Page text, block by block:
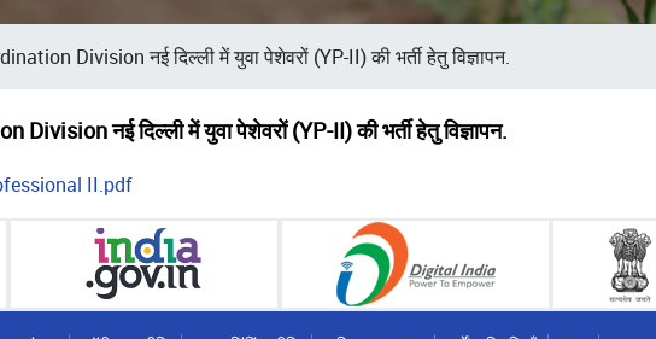
Division नई दिल्ली में युवा पेशेवरों (YP-II) की भर्ती हेतु विज्ञापन.
नई दिल्ली में युवा पेशेवरों (YP-II) की भर्ती हेतु विज्ञापन.
II.pdf